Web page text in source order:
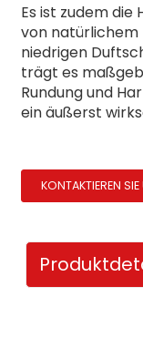
Es ist zudem
von natürlichem
niedrigen
trägt es
Rundung und
ein äußerst
KONTAKTIEREN SIE